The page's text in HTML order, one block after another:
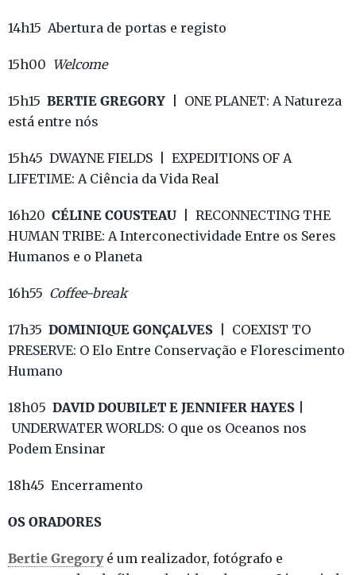
14h15 Abertura de portas e registo
15h00 Welcome
15h15 BERTIE GREGORY | ONE PLANET: A Natureza
está entre nós
15h45 DWAYNE FIELDS | EXPEDITIONS OF A
LIFETIME: A Ciência da Vida Real
16h20 CÉLINE COUSTEAU
| RECONNECTING THE
HUMAN TRIBE: A Interconectividade Entre os Seres
Humanos e o Planeta
16h55 Coffee-break
17h35 DOMINIQUE GONÇALVES | COEXIST TO
PRESERVE: O Elo Entre Conservação e Florescimento
Humano
18h05 DAVID DOUBILET E JENNIFER HAYES
UNDERWATER WORLDS: O que os Oceanos nos
Podem Ensinar
18h45 Encerramento
OS ORADORES
Bertie Gregory é um realizador, fotógrafo e